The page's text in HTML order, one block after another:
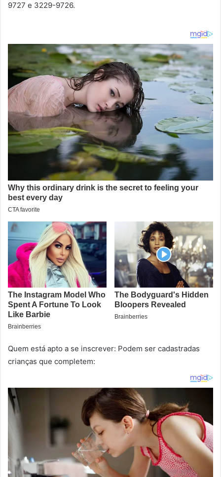
9727 e 3229-9726.
Quem está apto a se inscrever: Podem ser cadastradas
crianças que completem: